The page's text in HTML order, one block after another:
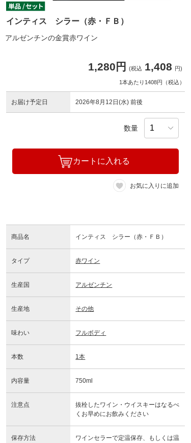
インティス シラー（赤・ＦＢ）
アルゼンチンの金賞赤ワイン
1,280円 (税込 1,408 円)
1本あたり1408円（税込）
お届け予定日 2026年8月12日(水) 前後
数量
カートに入れる
お気に入りに追加
商品名 インティス シラー（赤・ＦＢ）
タイプ 赤ワイン
生産国 アルゼンチン
生産地 その他
味わい フルボディ
本数 1本
内容量 750ml
注意点
抜栓したワイン・ウイスキーはなるべ
くお早めにお飲みください
保存方法
ワインセラーで定温保存、もしくは温